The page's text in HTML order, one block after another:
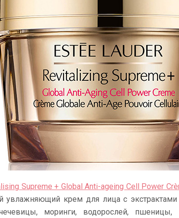
Supreme + Global Anti-ageing Cell Power
увлажняющий крем для лица с экстрактами
моринги, водорослей, пшеницы,